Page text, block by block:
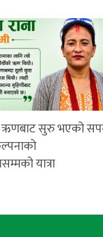
ऋणबाट सुरु भएको
यात्रा